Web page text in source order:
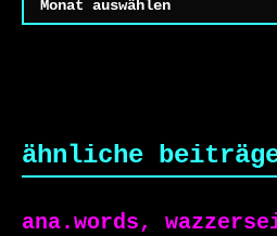
ähnliche
ana.words,